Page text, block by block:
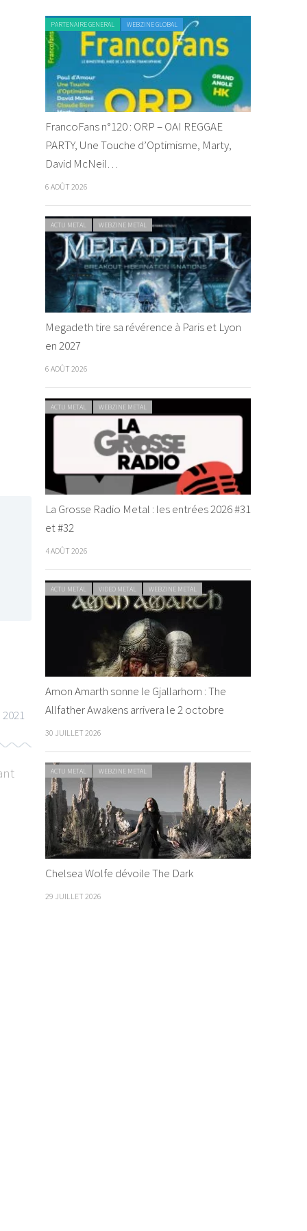
PARTENAIRE GENERAL WEBZINE GLOBAL
FrancoFans n°120 : ORP – OAI REGGAE
PARTY, Une Touche d’Optimisme, Marty,
David McNeil…
6 AOÛT 2026
ACTU METAL WEBZINE METAL
Megadeth tire sa révérence à Paris et Lyon
en 2027
6 AOÛT 2026
ACTU METAL WEBZINE METAL
La Grosse Radio Metal : les entrées 2026 #31
et #32
4 AOÛT 2026
ACTU METAL VIDEO METAL WEBZINE METAL
Amon Amarth sonne le Gjallarhorn : The
Allfather Awakens arrivera le 2 octobre
30 JUILLET 2026
ACTU METAL WEBZINE METAL
Chelsea Wolfe dévoile The Dark
29 JUILLET 2026